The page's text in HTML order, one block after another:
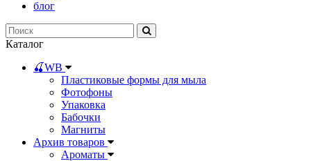
блог
Каталог
🍒WB
Пластиковые формы для мыла
Фотофоны
Упаковка
Бабочки
Магниты
Архив товаров
Ароматы